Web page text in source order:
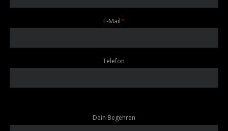
Pflichtfeld
E-Mail*
Telefon
Dein Begehren